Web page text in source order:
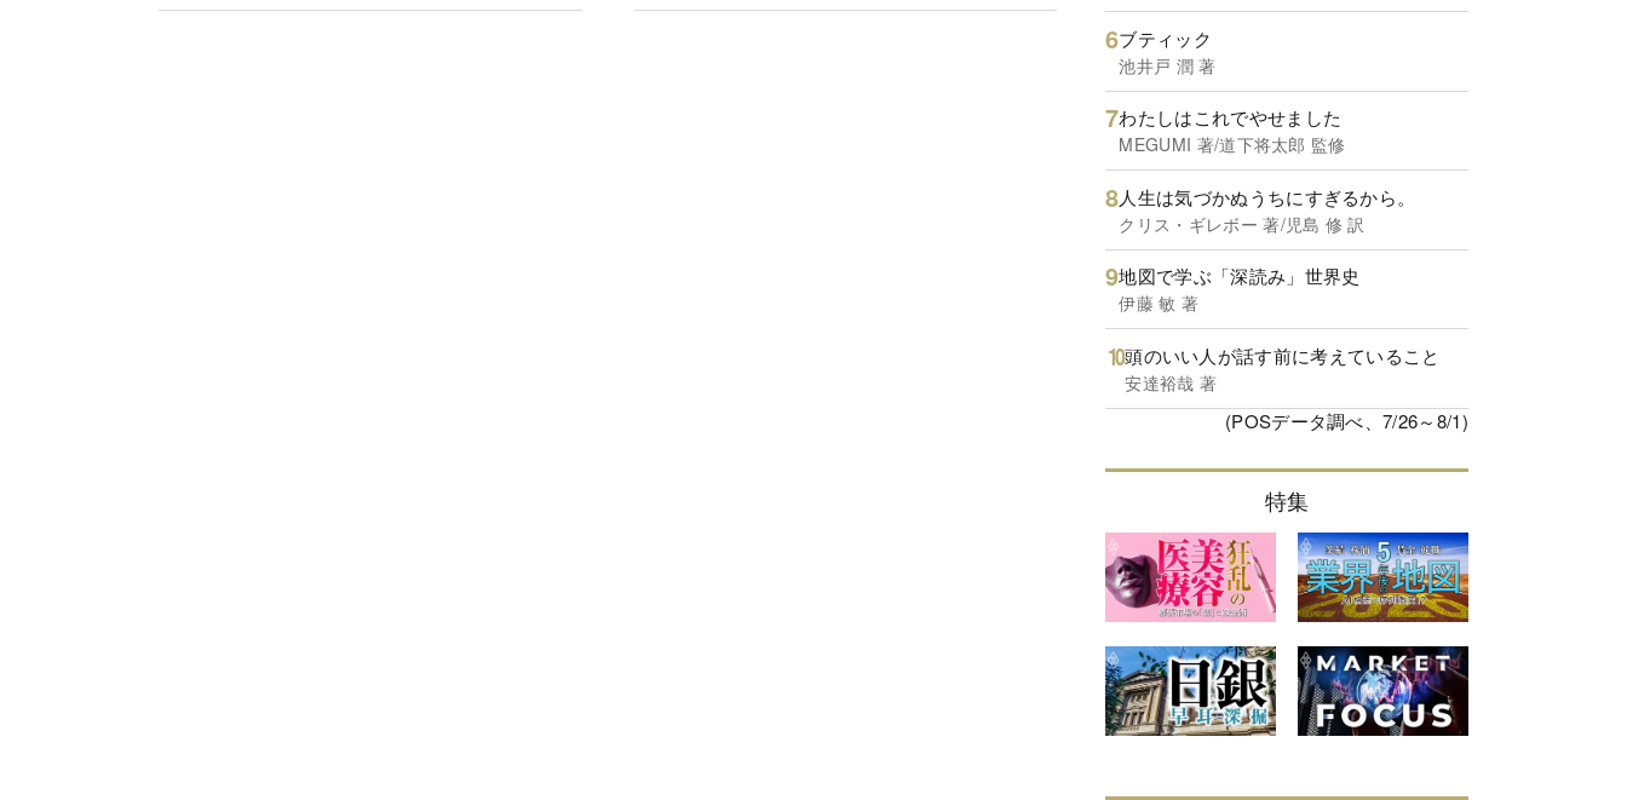
ブティック
池井戸 潤 著
わたしはこれでやせました
MEGUMI 著/道下将太郎 監修
人生は気づかぬうちにすぎるから。
クリス・ギレボー 著/児島 修 訳
地図で学ぶ「深読み」世界史
伊藤 敏 著
頭のいい人が話す前に考えていること
安達裕哉 著
(POSデータ調べ、7/26～8/1)
特集